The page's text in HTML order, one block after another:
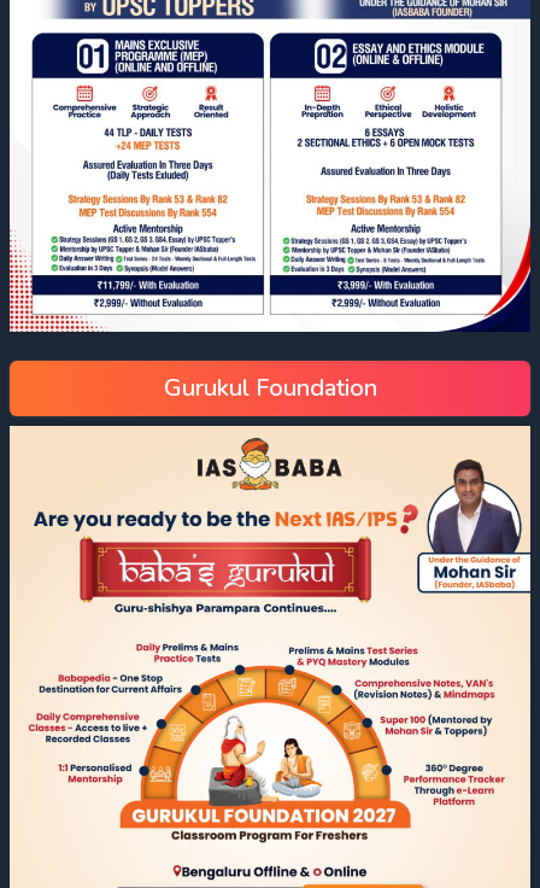
Gurukul Foundation